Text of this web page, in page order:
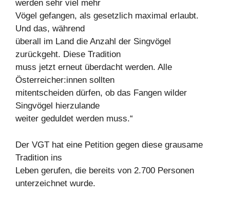
werden sehr viel mehr
Vögel gefangen, als gesetzlich maximal erlaubt.
Und das, während
überall im Land die Anzahl der Singvögel
zurückgeht. Diese Tradition
muss jetzt erneut überdacht werden. Alle
Österreicher:innen sollten
mitentscheiden dürfen, ob das Fangen wilder
Singvögel hierzulande
weiter geduldet werden muss.“
Der VGT hat eine Petition gegen diese grausame
Tradition ins
Leben gerufen, die bereits von 2.700 Personen
unterzeichnet wurde.